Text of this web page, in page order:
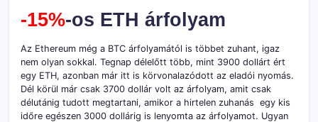
-15%-os ETH árfolyam
Az Ethereum még a BTC árfolyamától is többet zuhant, igaz
nem olyan sokkal. Tegnap délelőtt több, mint 3900 dollárt ért
egy ETH, azonban már itt is körvonalazódott az eladói nyomás.
Dél körül már csak 3700 dollár volt az árfolyam, amit csak
délutánig tudott megtartani, amikor a hirtelen zuhanás egy kis
időre egészen 3000 dollárig is lenyomta az árfolyamot. Ugyan